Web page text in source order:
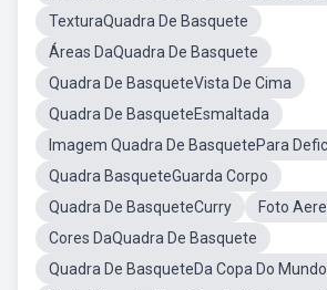
TexturaQuadra De Basquete
Áreas DaQuadra De Basquete
Quadra De BasqueteVista De Cima
Quadra De BasqueteEsmaltada
Imagem Quadra De BasquetePara
Quadra BasqueteGuarda Corpo
Quadra De BasqueteCurry
Foto
Cores DaQuadra De Basquete
Quadra De BasqueteDa Copa Do Mundo